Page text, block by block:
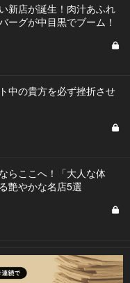
新店が誕生！肉汁あふれ
ーグが中目黒でブーム！
中の貴方を必ず挫折させ
らここへ！「大人な体
艶やかな名店5選